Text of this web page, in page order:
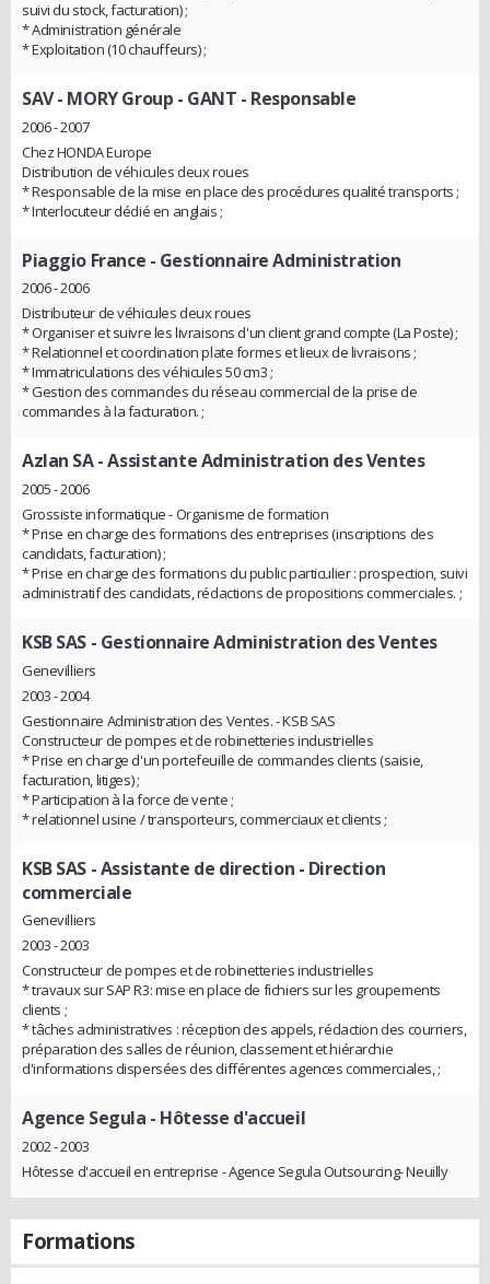
suivi du stock, facturation) ;
* Administration générale
* Exploitation (10 chauffeurs) ;
SAV - MORY Group - GANT - Responsable
2006 - 2007
Chez HONDA Europe
Distribution de véhicules deux roues
* Responsable de la mise en place des procédures qualité transports ;
* Interlocuteur dédié en anglais ;
Piaggio France - Gestionnaire Administration
2006 - 2006
Distributeur de véhicules deux roues
* Organiser et suivre les livraisons d'un client grand compte (La Poste) ;
* Relationnel et coordination plate formes et lieux de livraisons ;
* Immatriculations des véhicules 50 cm3 ;
* Gestion des commandes du réseau commercial de la prise de
commandes à la facturation. ;
Azlan SA- Assistante Administration des Ventes
2005 - 2006
Grossiste informatique - Organisme de formation
* Prise en charge des formations des entreprises (inscriptions des
candidats, facturation) ;
* Prise en charge des formations du public particulier : prospection, suivi
administratif des candidats, rédactions de propositions commerciales. ;
KSB SAS - Gestionnaire Administration des Ventes
Genevilliers
2003 - 2004
Gestionnaire Administration des Ventes. - KSB SAS
Constructeur de pompes et de robinetteries industrielles
* Prise en charge d'un portefeuille de commandes clients (saisie,
facturation, litiges) ;
* Participation à la force de vente ;
* relationnel usine / transporteurs, commerciaux et clients ;
KSB SAS - Assistante de direction - Direction
commerciale
Genevilliers
2003 - 2003
Constructeur de pompes et de robinetteries industrielles
* travaux sur SAP R3: mise en place de fichiers sur les groupements
clients ;
* tâches administratives : réception des appels, rédaction des courriers,
préparation des salles de réunion, classement et hiérarchie
d'informations dispersées des différentes agences commerciales, ;
Agence Segula - Hôtesse d'accueil
2002 - 2003
Hôtesse d'accueil en entreprise - Agence Segula Outsourcing- Neuilly
Formations